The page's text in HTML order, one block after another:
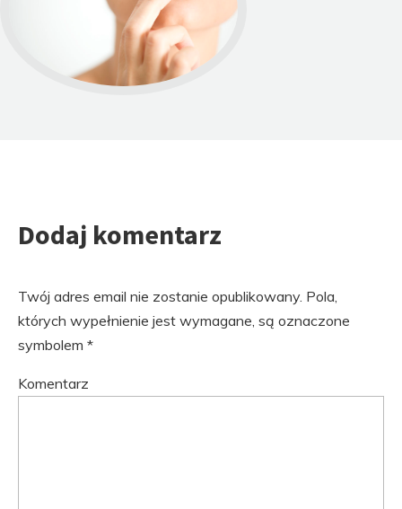
Dodaj komentarz
Twój adres email nie zostanie opublikowany. Pola,
których wypełnienie jest wymagane, są oznaczone
symbolem *
Komentarz